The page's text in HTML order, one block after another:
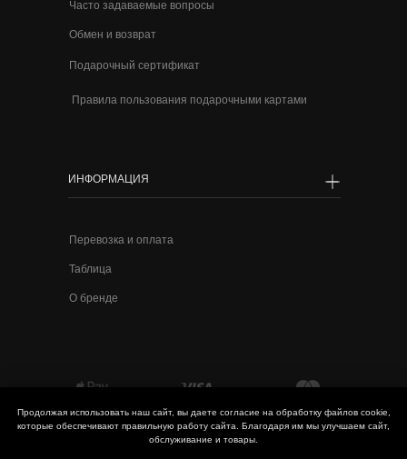
Продолжая использовать наш сайт, вы даете согласие на обработку файлов cookie,
которые обеспечивают правильную работу сайта. Благодаря им мы улучшаем сайт,
обслуживание и товары.
Таблица
О бренде
Часто задаваемые вопросы
Обмен и возврат
Подарочный сертификат
Правила пользования подарочными картами
ИНФОРМАЦИЯ
Перевозка и оплата
Таблица
О бренде